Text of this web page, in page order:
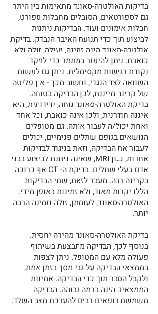
בדיקות האולטרה-סאונד מתאימות בין היתר
גם לספורטאים, הסובלים מחבלות ספורט,
חבלות אימונים ועוד. הבדיקות ניתנות
לביצוע תוך כדי תנועת האיבר הנבדק. בדיקת
אולטרה-סאונד הינה זמינה, יעילה, זולה ולא
כואבת. ניתן להיעזר במתמר כדי למקד
נקודת רגישות מקסימלית. ניתן גם לעשות
השוואה לצד הנגדי, וחשוב מכך - אין פליטה
של קרינה מייננת, לכן הבדיקה בטוחה.
בדיקת האולטרה-סאונד נוחה, ידידותית, היא
איננה חודרנית, ולכן אינה כואבת, וכל אחד
ואחת יכול/ה לעבור אותה. גם מטופלים
הנושאים בגופם שתלים פנימיים, יכולים
לעבור את הבדיקה, וזאת בניגוד לבדיקות
אחרות, כגון MRI, שאינה ניתנת לביצוע בבני
אדם בעלי שתלים. בדיקת ה- CT אף כרוכה
בקרינה רבה. מעבר לזאת, שתי הבדיקות
הללו יקרות מאוד, ולא זמינות באופן מידי.
האולטרה-סאונד, לעומתן, זולה וזמינה הרבה
יותר.
בדיקת האולטרה-סאונד מהירה יחסית.
בנוסף לכך, הבדיקה מתבצעת בשיתוף
פעולה מלא עם המטופל. ניתן לצפות
בממצאי הבדיקה על גבי מסך בזמן אמת,
ולקבל הסבר תוך כדי הבדיקה. אמינות
הממצאים הינה ברמה גבוהה. הבדיקה
משמשת רופאים רבים להערכת מצב השלד.